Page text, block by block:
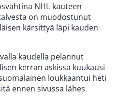
NHL-kauteen
on muodostunut
kärsittyä läpi kauden
kaudella pelannut
kerran askissa kuukausi
loukkaantui heti
ennen sivussa lähes